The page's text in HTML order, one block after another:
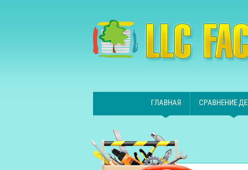
ГЛАВНАЯ СРАВНЕНИЕ